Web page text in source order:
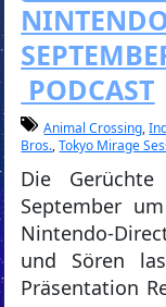
PODCAST
Animal Crossing,
Bros.,Tokyo Mirage
Die
September
Nintendo-
und Sören
Präsentation